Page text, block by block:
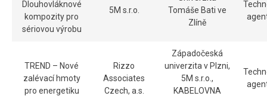
Dlouhovláknové
kompozity pro
sériovou výrobu
5M s.r.o.
Tomáše Bati ve
Zlíně
TREND – Nové
zalévací hmoty
pro energetiku
Rizzo
Associates
Czech, a.s.
Západočeská
univerzita v Plzni,
5M s.r.o.,
KABELOVNA